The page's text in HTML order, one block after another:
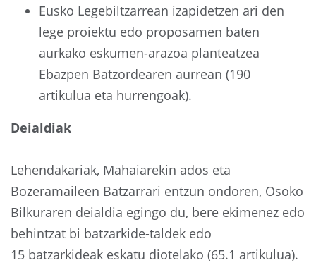
Eusko Legebiltzarrean izapidetzen ari den
lege proiektu edo proposamen baten
aurkako eskumen-arazoa planteatzea
Ebazpen Batzordearen aurrean (190
artikulua eta hurrengoak).
Deialdiak
Lehendakariak, Mahaiarekin ados eta
Bozeramaileen Batzarrari entzun ondoren, Osoko
Bilkuraren deialdia egingo du, bere ekimenez edo
behintzat bi batzarkide-taldek edo
15 batzarkideak eskatu diotelako (65.1 artikulua).